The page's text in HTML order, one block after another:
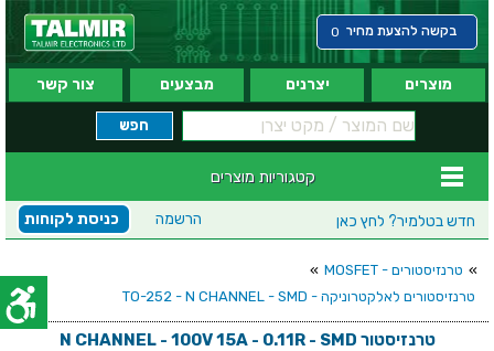
בקשה להצעת מחיר 0
מוצרים יצרנים מבצעים צור קשר
קטגוריות מוצרים
חדש בטלמיר? לחץ כאן כניסת לקוחות הרשמה
» טרנזיסטורים - MOSFET
»
טרנזיסטורים לאלקטרוניקה - TO-252 - N CHANNEL - SMD
טרנזיסטור N CHANNEL - 100V 15A - 0.11R - SMD